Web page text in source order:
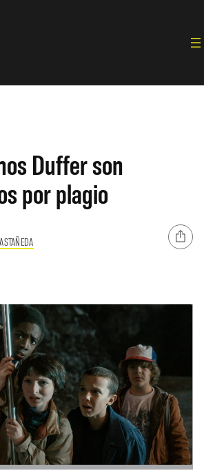
Duffer son
por plagio